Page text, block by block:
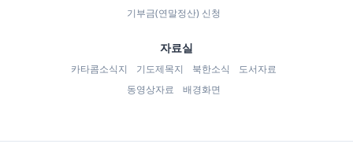
기부금(연말정산) 신청
자료실
카타콤소식지 기도제목지 북한소식
도서자료
동영상자료
배경화면